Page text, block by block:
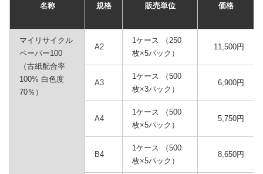
名称 規格 販売単位 価格
マイリサイクル
ペーパー100
（古紙配合率
100% 白色度
70％）
A2
1ケース （250
枚×5パック）
11,500円
A3
1ケース （500
枚×3パック）
6,900円
A4
1ケース （500
枚×5パック）
5,750円
B4
1ケース （500
枚×5パック）
8,650円